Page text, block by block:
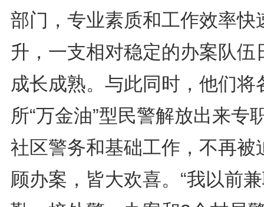
部门，专业素质和工作效率快
升，一支相对稳定的办案队伍
成长成熟。与此同时，他们将
所“万金油”型民警解放出来专
社区警务和基础工作，不再被
顾办案，皆大欢喜。“我以前